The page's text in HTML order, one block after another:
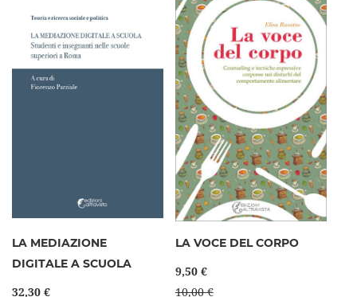
LA MEDIAZIONE
DIGITALE A SCUOLA
32,30 €
LA VOCE DEL CORPO
9,50 €
10,00 €